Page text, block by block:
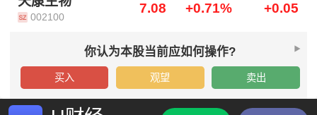
002100
7.08 +0.71% +0.05
你认为本股当前应如何操作?
买入 观望 卖出